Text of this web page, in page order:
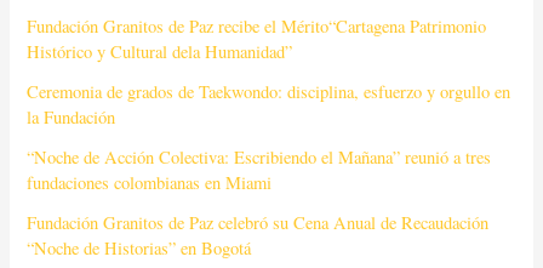
Fundación Granitos de Paz recibe el Mérito“Cartagena Patrimonio
Histórico y Cultural dela Humanidad”
Ceremonia de grados de Taekwondo: disciplina, esfuerzo y orgullo en
la Fundación
“Noche de Acción Colectiva: Escribiendo el Mañana” reunió a tres
fundaciones colombianas en Miami
Fundación Granitos de Paz celebró su Cena Anual de Recaudación
“Noche de Historias” en Bogotá